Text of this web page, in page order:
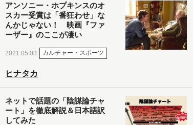
アンソニー・ホプキンスのオ
スカー受賞は「番狂わせ」な
んかじゃない！ 映画『ファ
ーザー』のここが凄い
2021.05.03 カルチャー・スポーツ
ヒナタカ
ネットで話題の「陰謀論チャ
ート」を徹底解説＆日本語訳
してみた